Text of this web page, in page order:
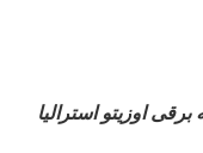
اوزیتو استرالیا